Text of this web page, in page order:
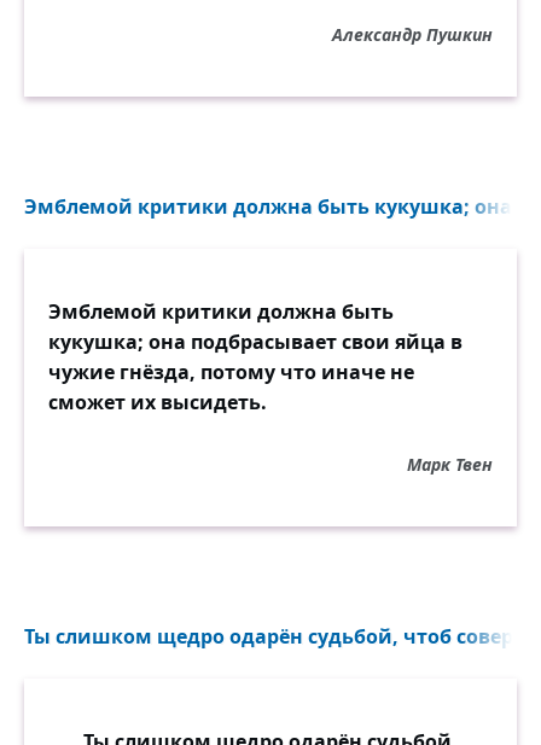
Александр Пушкин
Эмблемой критики должна быть кукушка; она
Эмблемой критики должна быть
кукушка; она подбрасывает свои яйца в
чужие гнёзда, потому что иначе не
сможет их высидеть.
Марк Твен
Ты слишком щедро одарён судьбой, чтоб